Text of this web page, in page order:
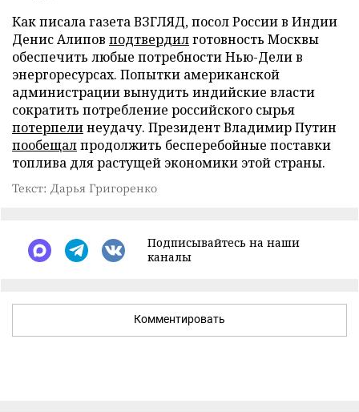
Как писала газета ВЗГЛЯД, посол России в Индии
Денис Алипов подтвердилготовность Москвы
обеспечить любые потребности Нью-Дели в
энергоресурсах. Попытки американской
администрации вынудить индийские власти
сократить потребление российского сырья
потерпелинеудачу. Президент Владимир Путин
пообещалпродолжить бесперебойные поставки
топлива для растущей экономики этой страны.
Текст: Дарья Григоренко
Подписывайтесь на наши
каналы
Комментировать